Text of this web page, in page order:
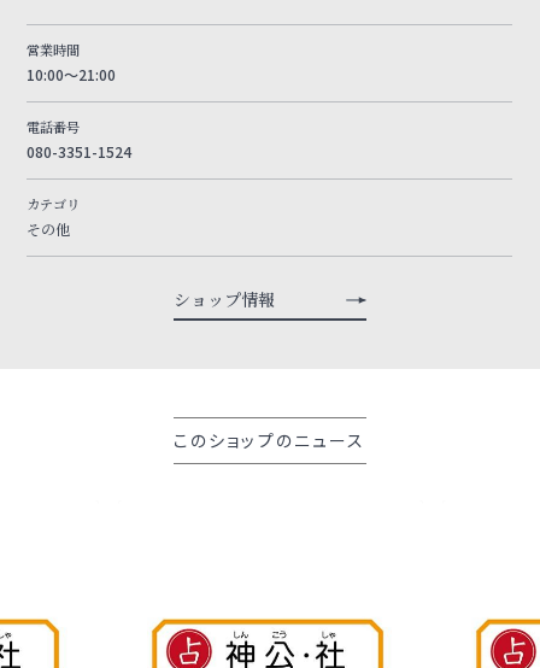
営業時間
10:00～21:00
電話番号
080-3351-1524
カテゴリ
その他
ショップ情報
このショップのニュース